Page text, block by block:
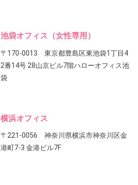
池袋オフィス（女性専用）
〒170-0013 東京都豊島区東池袋1丁目4
2番14号 28山京ビル7階ハローオフィス池
袋
横浜オフィス
〒221-0056 神奈川県横浜市神奈川区金
港町7-3 金港ビル7F